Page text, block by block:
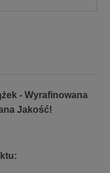
płatności
- Wyrafinowana
Jakość!